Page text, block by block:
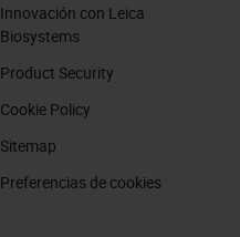
Innovación con Leica
Biosystems
Product Security
Cookie Policy
Sitemap
Preferencias de cookies